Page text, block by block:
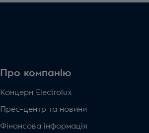
Про компанію
Концерн Electrolux
Прес-центр та новини
Фінансова інформація